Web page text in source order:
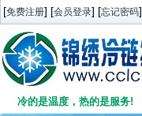
[免费注册] [会员登录] [忘记密码
冷的是温度，热的是服务!